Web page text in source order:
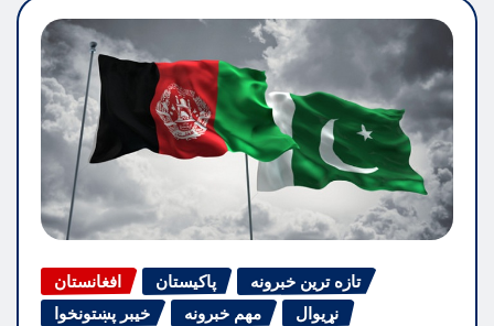
افغانستان پاکیستان
تازه ترین خبرونه
خیبر پښتونخوا
مهم خبرونه نړیوال